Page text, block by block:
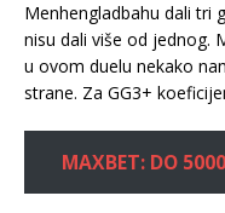
Menhengladbahu dali tri
nisu dali više od jednog.
u ovom duelu nekako
strane. Za GG3+
MAXBET: DO